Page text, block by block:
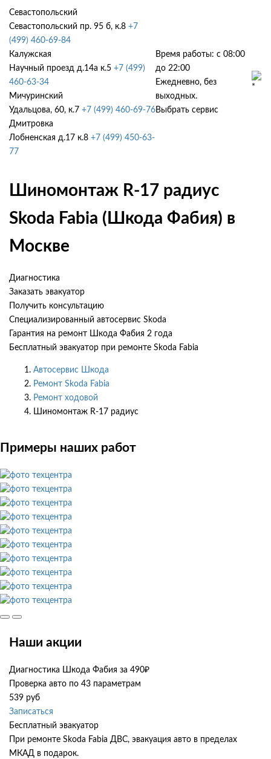
Севастопольский
Севастопольский пр. 95 б, к.8 +7
(499) 460-69-84
Калужская
Научный проезд д.14а к.5 +7 (499)
460-63-34
Мичуринский
Удальцова, 60, к.7 +7 (499) 460-69-76
Дмитровка
Лобненская д.17 к.8 +7 (499) 450-63-
77
Время работы: с 08:00
до 22:00
Ежедневно, без
выходных.
Выбрать сервис
Шиномонтаж R-17 радиус
Skoda Fabia (Шкода Фабия) в
Москве
Диагностика
Заказать эвакуатор
Получить консультацию
Специализированный автосервис Skoda
Гарантия на ремонт Шкода Фабия 2 года
Бесплатный эвакуатор при ремонте Skoda Fabia
Автосервис Шкода
Ремонт Skoda Fabia
Ремонт ходовой
Шиномонтаж R-17 радиус
Примеры наших работ
Наши акции
Диагностика Шкода Фабия за 490₽
Проверка авто по 43 параметрам
539 руб
Записаться
Бесплатный эвакуатор
При ремонте Skoda Fabia ДВС, эвакуация авто в пределах
МКАД в подарок.